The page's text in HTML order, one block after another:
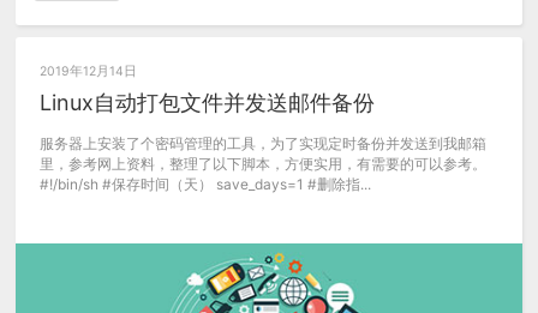
2019年12月14日
Linux自动打包文件并发送邮件备份
服务器上安装了个密码管理的工具，为了实现定时备份并发送到我邮箱
里，参考网上资料，整理了以下脚本，方便实用，有需要的可以参考。
#!/bin/sh #保存时间（天） save_days=1 #删除指...